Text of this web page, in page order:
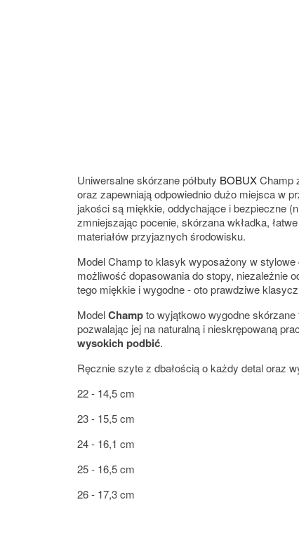
Uniwersalne skórzane półbuty BOBUXChamp
oraz zapewniają odpowiednio dużo miejsca w
jakości są miękkie, oddychające i bezpieczne
zmniejszając pocenie, skórzana wkładka,
materiałów przyjaznych środowisku.
Model Champ to klasyk wyposażony w stylowe
możliwość dopasowania do stopy, niezależnie
tego miękkie i wygodne - oto prawdziwe
ModelChampto wyjątkowo wygodne
pozwalając jej na naturalną i nieskrępowaną
wysokich podbić.
Ręcznie szyte z dbałością o każdy detal oraz
22 - 14,5 cm
23 - 15,5 cm
24 - 16,1 cm
25 - 16,5 cm
26 - 17,3 cm